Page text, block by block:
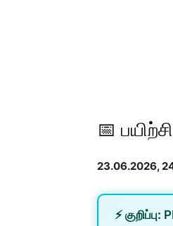
📅
23.06.2026,
⚡ குறிப்பு: